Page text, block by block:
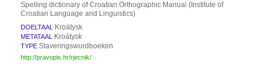
Spelling dictionary of Croatian Orthographic Manual (Institute of
Croatian Language and Linguistics)
DOELTAAL Kroätysk
METATAAL Kroätysk
TYPE Staveringswurdboeken
http://pravopis.hr/rjecnik/